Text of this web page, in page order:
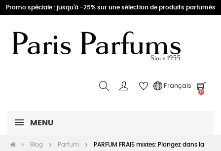
Promo spéciale : jusqu'à -25% sur une sélection de produits parfumés
Français
0
MENU
Blog Parfum
PARFUM FRAIS mixtes: Plongez dans la